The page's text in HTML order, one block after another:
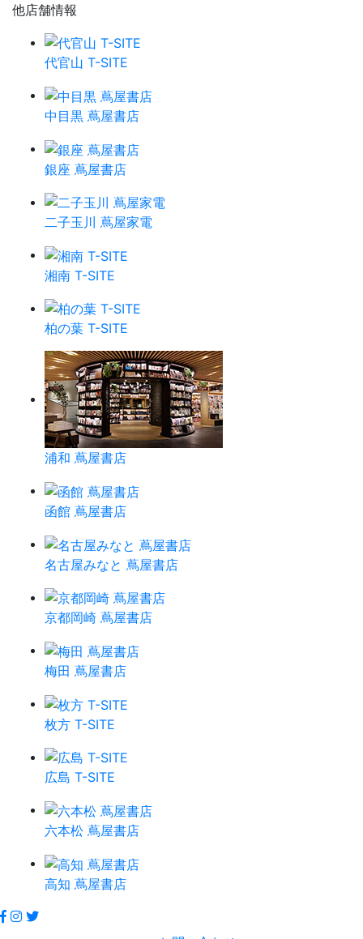
他店舗情報
代官山 T-SITE
中目黒 蔦屋書店
銀座 蔦屋書店
二子玉川 蔦屋家電
湘南 T-SITE
柏の葉 T-SITE
浦和 蔦屋書店
函館 蔦屋書店
名古屋みなと 蔦屋書店
京都岡崎 蔦屋書店
梅田 蔦屋書店
枚方 T-SITE
広島 T-SITE
六本松 蔦屋書店
高知 蔦屋書店